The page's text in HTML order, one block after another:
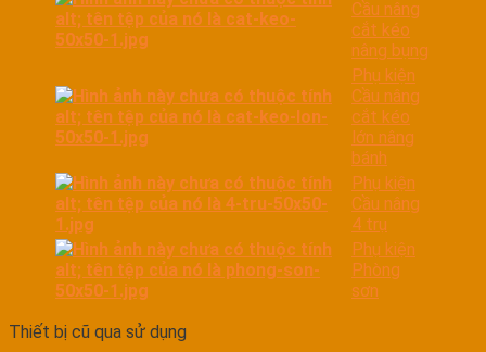
Cầu nâng
cắt kéo
nâng bụng
Phụ kiện
Cầu nâng
cắt kéo
lớn nâng
bánh
Phụ kiện
Cầu nâng
4 trụ
Phụ kiện
Phòng
sơn
Thiết bị cũ qua sử dụng